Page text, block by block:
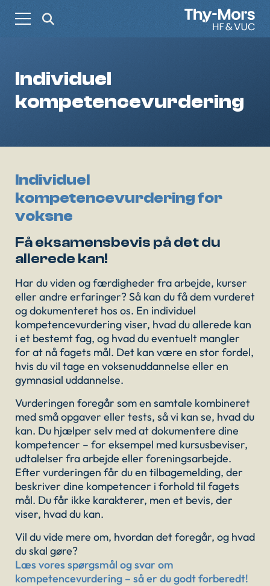
Støtte til ordblinde
Individuel
kompetencevurdering
Individuel
kompetencevurdering for
voksne
Få eksamensbevis på det du
allerede kan!
Har du viden og færdigheder fra arbejde, kurser
eller andre erfaringer? Så kan du få dem vurderet
og dokumenteret hos os. En individuel
kompetencevurdering viser, hvad du allerede kan
i et bestemt fag, og hvad du eventuelt mangler
for at nå fagets mål. Det kan være en stor fordel,
hvis du vil tage en voksenuddannelse eller en
gymnasial uddannelse.
Vurderingen foregår som en samtale kombineret
med små opgaver eller tests, så vi kan se, hvad du
kan. Du hjælper selv med at dokumentere dine
kompetencer – for eksempel med kursusbeviser,
udtalelser fra arbejde eller foreningsarbejde.
Efter vurderingen får du en tilbagemelding, der
beskriver dine kompetencer i forhold til fagets
mål. Du får ikke karakterer, men et bevis, der
viser, hvad du kan.
Vil du vide mere om, hvordan det foregår, og hvad
du skal gøre?
Læs vores spørgsmål og svar om
kompetencevurdering – så er du godt forberedt!